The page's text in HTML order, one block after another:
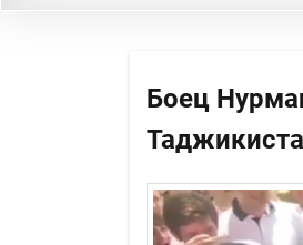
Боец